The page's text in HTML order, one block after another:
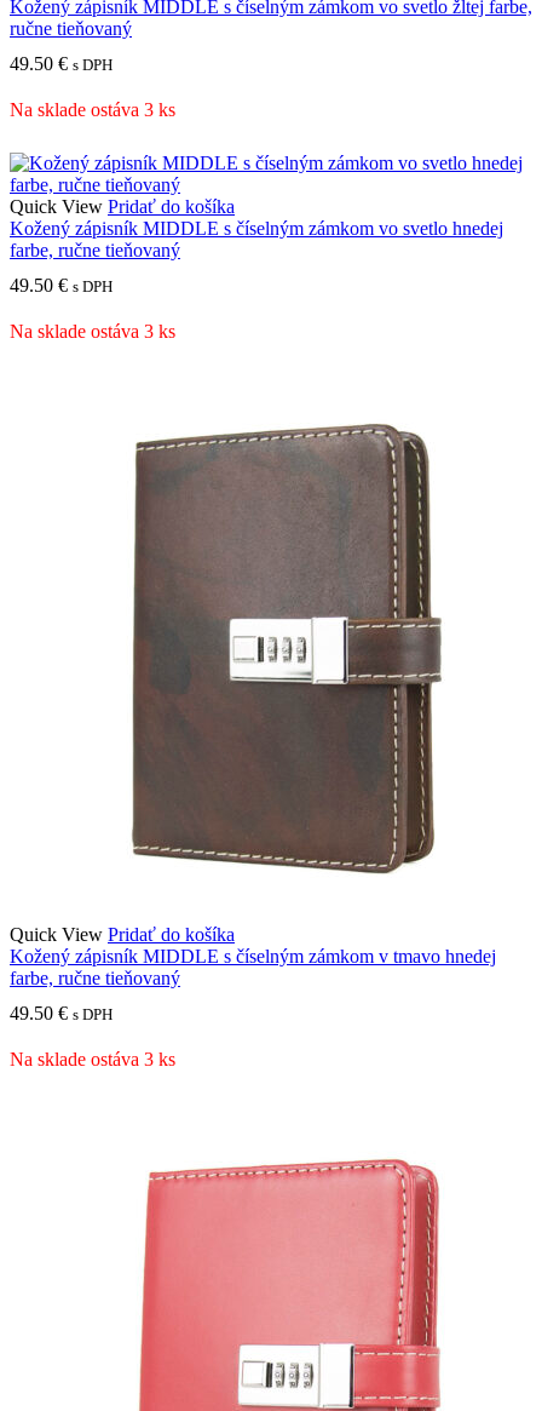
Kožený zápisník MIDDLE s číselným zámkom vo svetlo žltej farbe,
ručne tieňovaný
49.50 € s DPH
Na sklade ostáva 3 ks
Quick View Pridať do košíka
Kožený zápisník MIDDLE s číselným zámkom vo svetlo hnedej
farbe, ručne tieňovaný
49.50 € s DPH
Na sklade ostáva 3 ks
Quick View Pridať do košíka
Kožený zápisník MIDDLE s číselným zámkom v tmavo hnedej
farbe, ručne tieňovaný
49.50 € s DPH
Na sklade ostáva 3 ks